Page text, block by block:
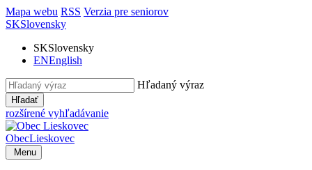
Mapa webu RSS Verzia pre seniorov
SKSlovensky
SKSlovensky
ENEnglish
Hľadaný výraz
Hľadať
rozšírené vyhľadávanie
ObecLieskovec
Menu